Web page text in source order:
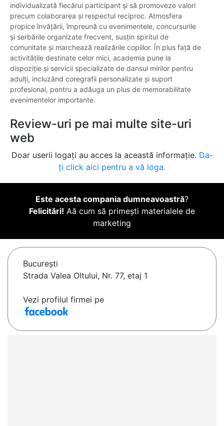
individualizată fiecărui participant și să promoveze valori
precum colaborarea și respectul reciproc. Atmosfera
propice învățării, împreună cu evenimentele, concursurile
și serbările organizate frecvent, susțin spiritul de
comunitate și marchează realizările copiilor. În plus față de
activitățile destinate celor mici, academia pune la
dispoziție și servicii specializate de dansul mirilor pentru
adulți, incluzând coregrafii personalizate și suport
profesional, pentru a adăuga un plus de memorabilitate
evenimentelor importante.
Review-uri pe mai multe site-uri
web
Doar userii logați au acces la această informație. Da-
ți click aici pentru a vă loga.
Este acesta compania dumneavoastră?
Felicitări! Aă cum să primești materialele de
marketing
Bucureşti
Strada Valea Oltului, Nr. 77, etaj 1
Vezi profilul firmei pe